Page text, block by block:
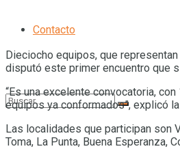
Contacto
Dieciocho equipos, que
disputó este primer encuentro que
“Es una excelente convocatoria,
equipos ya conformados”, explicó
Las localidades que participan son
Toma, La Punta, Buena Esperanza,